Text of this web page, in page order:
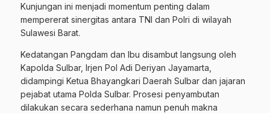
Kunjungan ini menjadi momentum penting dalam
mempererat sinergitas antara TNI dan Polri di wilayah
Sulawesi Barat.
Kedatangan Pangdam dan Ibu disambut langsung oleh
Kapolda Sulbar, Irjen Pol Adi Deriyan Jayamarta,
didampingi Ketua Bhayangkari Daerah Sulbar dan jajaran
pejabat utama Polda Sulbar. Prosesi penyambutan
dilakukan secara sederhana namun penuh makna